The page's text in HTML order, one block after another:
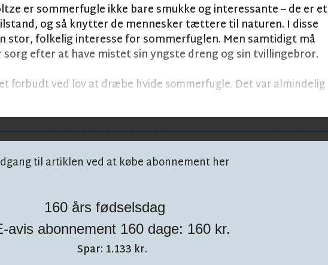
er sommerfugle ikke bare smukke og interessante – de er et
og så knytter de mennesker tættere til naturen. I disse
stor, folkelig interesse for sommerfuglen. Men samtidigt må
efter at have mistet sin yngste dreng og sin tvillingebror.
forbudt ved lov at dræbe hvide sommerfugle. Det var almindelig
til artiklen ved at købe abonnement her
160 års fødselsdag
avis abonnement 160 dage: 160 kr.
Spar: 1.133 kr.